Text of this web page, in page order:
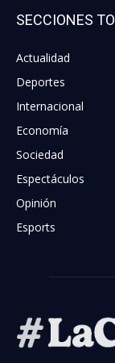
SECCIONES
Actualidad
Deportes
Internacional
Economía
Sociedad
Espectáculos
Opinión
Esports